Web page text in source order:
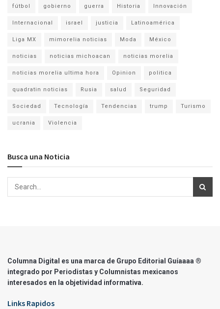
fútbol gobierno guerra Historia Innovación
Internacional israel justicia Latinoamérica
Liga MX mimorelia noticias Moda México
noticias noticias michoacan noticias morelia
noticias morelia ultima hora Opinion politica
quadratin noticias Rusia salud Seguridad
Sociedad Tecnología Tendencias trump Turismo
ucrania Violencia
Busca una Noticia
Columna Digital es una marca de Grupo Editorial Guíaaaa ®
integrado por Periodistas y Columnistas mexicanos
interesados en la objetividad informativa.
Links Rapidos